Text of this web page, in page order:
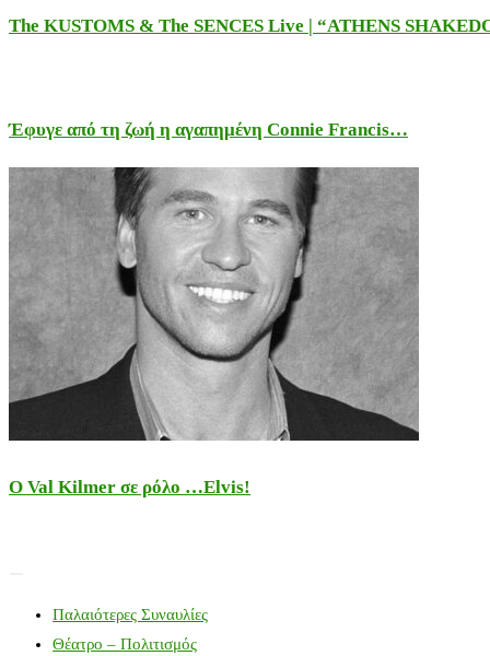
The KUSTOMS & The SENCES Live | “ATHENS
Έφυγε από τη ζωή η αγαπημένη Connie Francis…
Ο Val Kilmer σε ρόλο …Elvis!
Παλαιότερες Συναυλίες
Θέατρο – Πολιτισμός